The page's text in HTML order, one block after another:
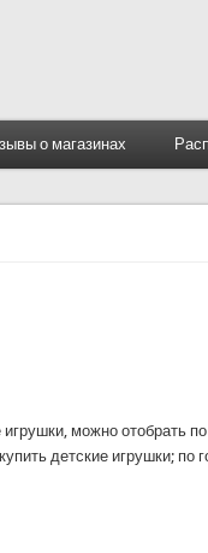
о магазинах
можно отобрать
детские игрушки; по